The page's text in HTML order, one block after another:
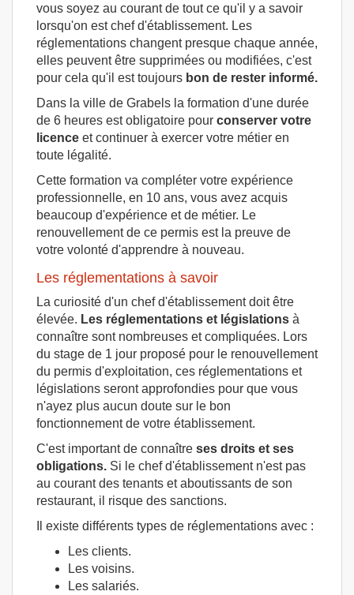
vous soyez au courant de tout ce qu'il y a savoir
lorsqu'on est chef d'établissement. Les
réglementations changent presque chaque année,
elles peuvent être supprimées ou modifiées, c'est
pour cela qu'il est toujours bon de rester informé.
Dans la ville de Grabels la formation d'une durée
de 6 heures est obligatoire pour conserver votre
licence et continuer à exercer votre métier en
toute légalité.
Cette formation va compléter votre expérience
professionnelle, en 10 ans, vous avez acquis
beaucoup d'expérience et de métier. Le
renouvellement de ce permis est la preuve de
votre volonté d'apprendre à nouveau.
Les réglementations à savoir
La curiosité d'un chef d'établissement doit être
élevée. Les réglementations et législations à
connaître sont nombreuses et compliquées. Lors
du stage de 1 jour proposé pour le renouvellement
du permis d'exploitation, ces réglementations et
législations seront approfondies pour que vous
n'ayez plus aucun doute sur le bon
fonctionnement de votre établissement.
C'est important de connaître ses droits et ses
obligations. Si le chef d'établissement n'est pas
au courant des tenants et aboutissants de son
restaurant, il risque des sanctions.
Il existe différents types de réglementations avec :
Les clients.
Les voisins.
Les salariés.